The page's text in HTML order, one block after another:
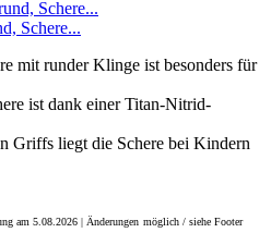
Schere...
mit runder Klinge ist besonders für
ist dank einer Titan-Nitrid-
Griffs liegt die Schere bei Kindern
am 5.08.2026 | Änderungen möglich / siehe Footer